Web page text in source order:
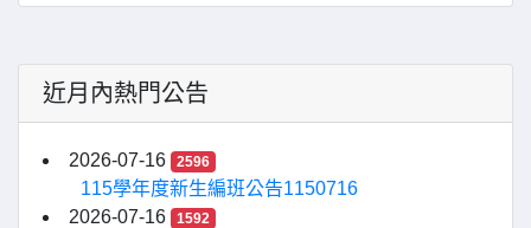
近月內熱門公告
2026-07-16 2596
115學年度新生編班公告1150716
2026-07-16
1592